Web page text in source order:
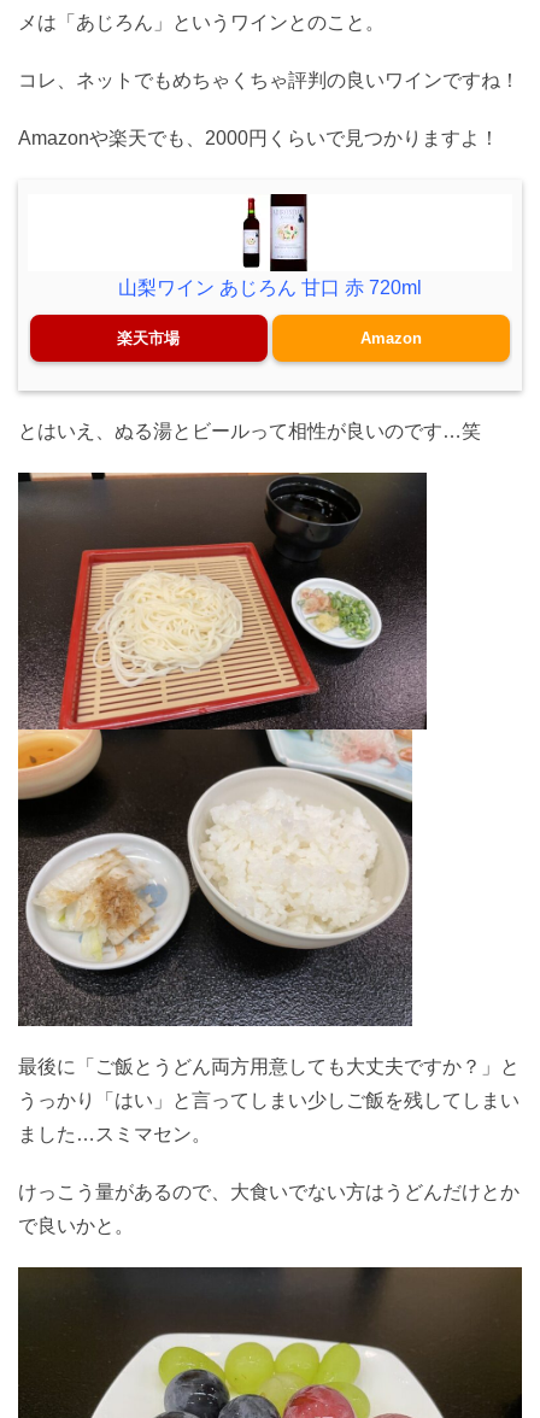
メは「あじろん」というワインとのこと。
コレ、ネットでもめちゃくちゃ評判の良いワインですね！
Amazonや楽天でも、2000円くらいで見つかりますよ！
山梨ワイン あじろん 甘口 赤 720ml
楽天市場 Amazon
とはいえ、ぬる湯とビールって相性が良いのです…笑
最後に「ご飯とうどん両方用意しても大丈夫ですか？」と
うっかり「はい」と言ってしまい少しご飯を残してしまい
ました…スミマセン。
けっこう量があるので、大食いでない方はうどんだけとか
で良いかと。